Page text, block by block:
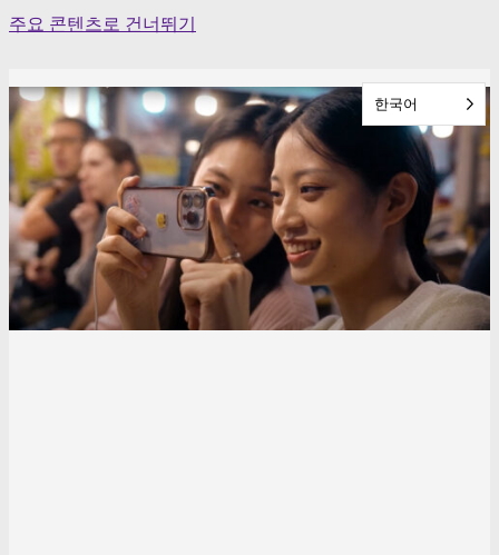
Skip
주요 콘텐츠로 건너뛰기
한국어